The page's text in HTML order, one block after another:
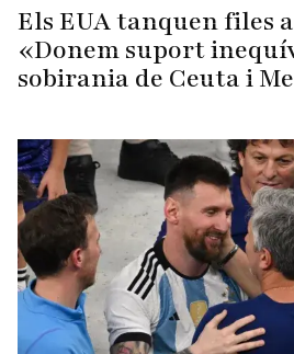
Els EUA tanquen files
«Donem suport
sobirania de Ceuta i